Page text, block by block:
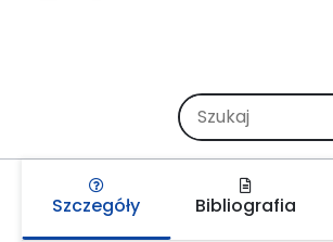
Szczegóły Bibliografia